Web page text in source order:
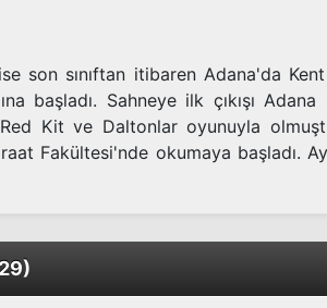
son sınıftan itibaren Adana'da
başladı. Sahneye ilk çıkışı
Kit ve Daltonlar oyunuyla
Fakültesi'nde okumaya başladı.